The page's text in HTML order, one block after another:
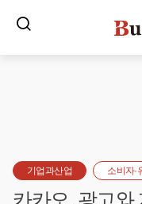
기업과산업 소비자·
카카오, 광고와